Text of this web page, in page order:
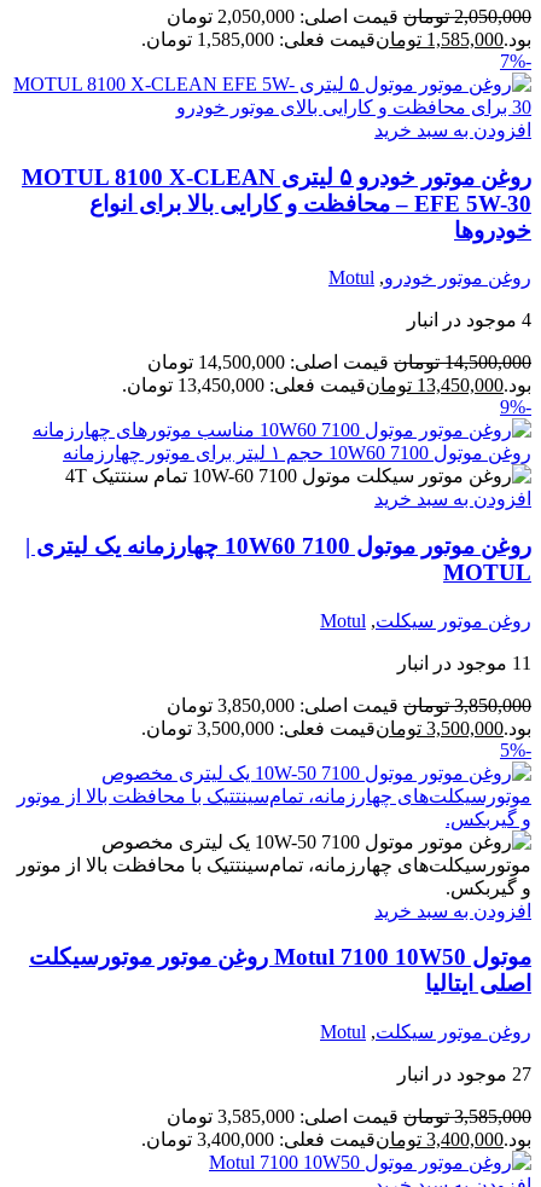
2,050,000 تومان
قیمت اصلی: 2,050,000 تومان
بود.1,585,000 تومانقیمت فعلی: 1,585,000 تومان.
-7%
افزودن به سبد خرید
روغن موتور خودرو ۵ لیتری MOTUL 8100 X-CLEAN
EFE 5W-30 – محافظت و کارایی بالا برای انواع
خودروها
روغن موتور خودرو,
Motul
4 موجود در انبار
14,500,000 تومان
قیمت اصلی: 14,500,000 تومان
بود.13,450,000 تومانقیمت فعلی: 13,450,000 تومان.
-9%
افزودن به سبد خرید
روغن موتور موتول 7100 10W60 چهارزمانه یک لیتری |
MOTUL
روغن موتور سیکلت,
Motul
11 موجود در انبار
3,850,000 تومان
قیمت اصلی: 3,850,000 تومان
بود.3,500,000 تومانقیمت فعلی: 3,500,000 تومان.
-5%
افزودن به سبد خرید
موتول Motul 7100 10W50 روغن موتور موتورسیکلت
اصلی ایتالیا
روغن موتور سیکلت,
Motul
27 موجود در انبار
3,585,000 تومان
قیمت اصلی: 3,585,000 تومان
بود.3,400,000 تومانقیمت فعلی: 3,400,000 تومان.